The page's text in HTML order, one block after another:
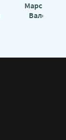
Марс наш! -
Валерий